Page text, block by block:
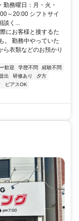
圏内！
務曜日：月・火・
～20:00 シフトサイ
く...
にお客様と接するた
。 勤務中やっていた
ら衣類などのお預かり
歓迎 学歴不問
経験不問
出 研修あり
夕方
ピアスOK